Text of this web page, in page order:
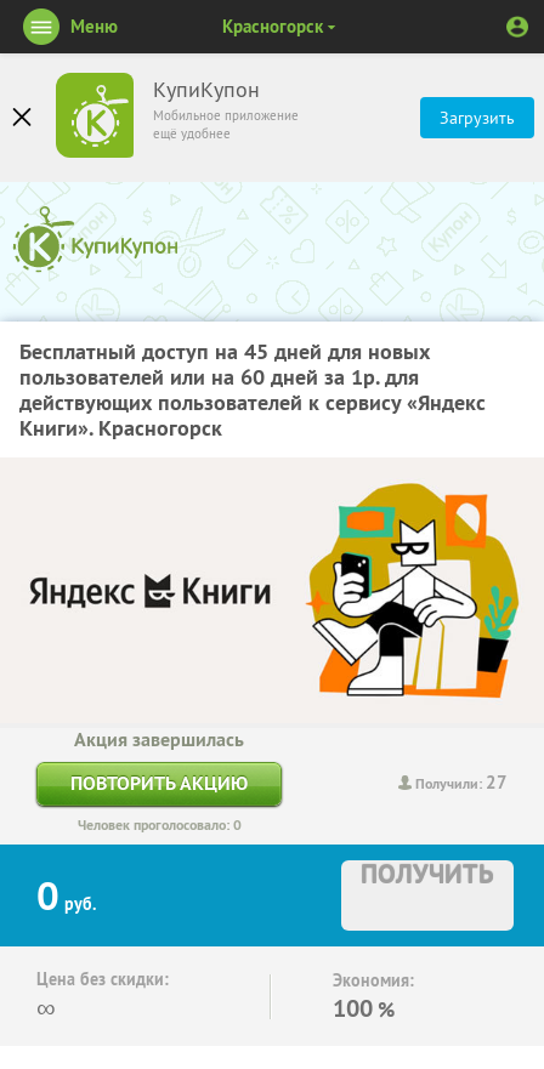
КупиКупон
Мобильное приложение
ещё удобнее
Загрузить
Меню Красногорск
Бесплатный доступ на 45 дней для новых
пользователей или на 60 дней за 1р. для
действующих пользователей к сервису «Яндекс
Книги». Красногорск
Получили: 27
Акция завершилась
ПОВТОРИТЬ АКЦИЮ
Человек проголосовало: 0
0 руб.
ПОЛУЧИТЬ
Цена без скидки:
∞
Экономия:
100 %